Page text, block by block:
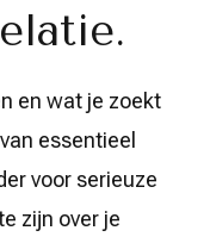
en wat je zoekt
essentieel
voor serieuze
zijn over je